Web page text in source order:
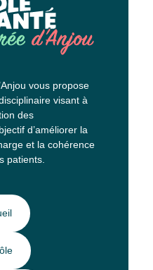
vous propose
visant à
des
d’améliorer la
et la cohérence
patients.